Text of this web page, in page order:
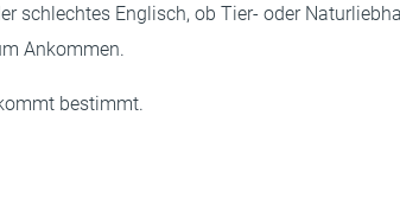
schlechtes Englisch, ob Tier- oder
Ankommen.
bestimmt.